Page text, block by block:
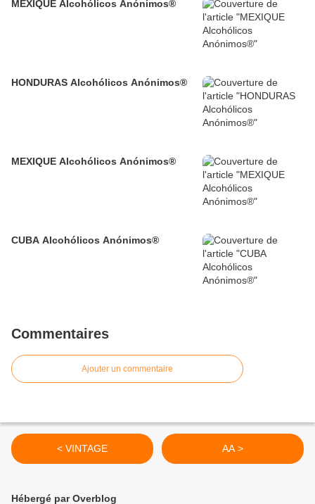
MEXIQUE Alcohólicos Anónimos®
HONDURAS Alcohólicos Anónimos®
MEXIQUE Alcohólicos Anónimos®
CUBA Alcohólicos Anónimos®
Commentaires
Ajouter un commentaire
< VINTAGE AA >
Hébergé par Overblog